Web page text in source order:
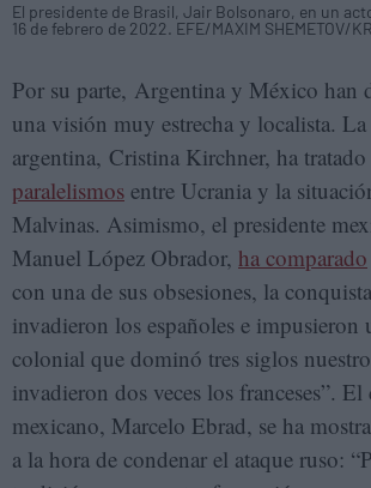
El presidente de Brasil, Jair Bolsonaro, en un
16 de febrero de 2022. EFE/MAXIM SHEMETOV/
Por su parte, Argentina y México han
una visión muy estrecha y localista.
argentina, Cristina Kirchner, ha tratado
paralelismos entre Ucrania y la
Malvinas. Asimismo, el presidente
Manuel López Obrador, ha comparado
con una de sus obsesiones, la
invadieron los españoles e impusieron
colonial que dominó tres siglos
invadieron dos veces los franceses”.
mexicano, Marcelo Ebrad, se ha
a la hora de condenar el ataque ruso: